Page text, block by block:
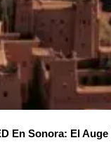
En Sonora: El